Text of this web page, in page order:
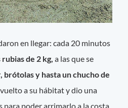
en llegar: cada 20 minutos
de 2 kg,a las que se
brótolas y hasta un chucho de
a su hábitat y dio una
para poder arrimarlo a la costa.